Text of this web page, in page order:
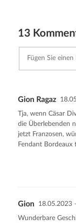
13
Abbrechen
Gion Ragaz
Tja, wenn Cäsar
die Überlebenden
jetzt Franzosen,
Fendant Bordeaux
Gion 18.05.2023
Wunderbare